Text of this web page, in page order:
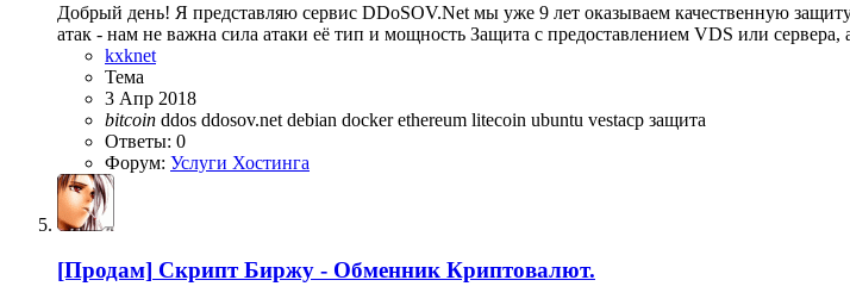
Добрый день! Я представляю сервис DDoSOV.Net мы уже 9 лет оказываем качественную
атак - нам не важна сила атаки её тип и мощность Защита с предоставлением VDS или
kxknet
Тема
3 Апр 2018
bitcoin ddos ddosov.net debian dockerethereum litecoin ubuntu vestacp защита
Ответы: 0
Форум: Услуги Хостинга
[Продам] Скрипт Биржу - Обменник Криптовалют.